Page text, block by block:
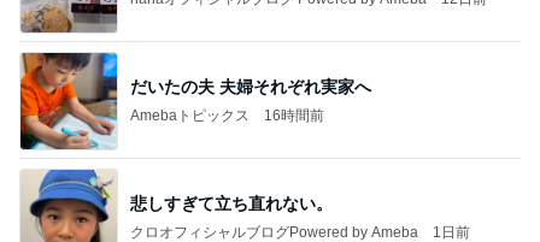
だいたの夫 夫婦それぞれ実家へ
Amebaトピックス 16時間前
悲しすぎて立ち直れない。
クロオフィシャルブログPowered by Ameba 1日前